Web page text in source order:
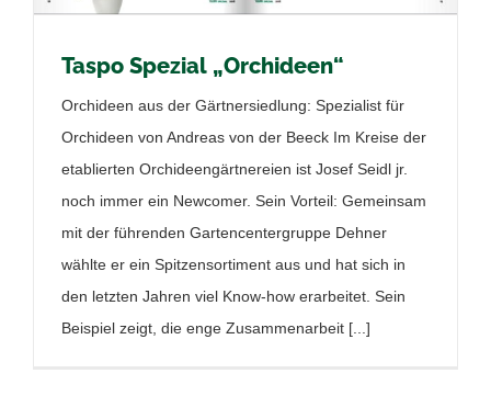
Taspo Spezial „Orchideen“
Orchideen aus der Gärtnersiedlung: Spezialist für
Orchideen von Andreas von der Beeck Im Kreise der
etablierten Orchideengärtnereien ist Josef Seidl jr.
noch immer ein Newcomer. Sein Vorteil: Gemeinsam
mit der führenden Gartencentergruppe Dehner
wählte er ein Spitzensortiment aus und hat sich in
den letzten Jahren viel Know-how erarbeitet. Sein
Beispiel zeigt, die enge Zusammenarbeit [...]